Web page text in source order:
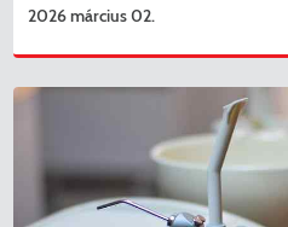
2026 március 02.